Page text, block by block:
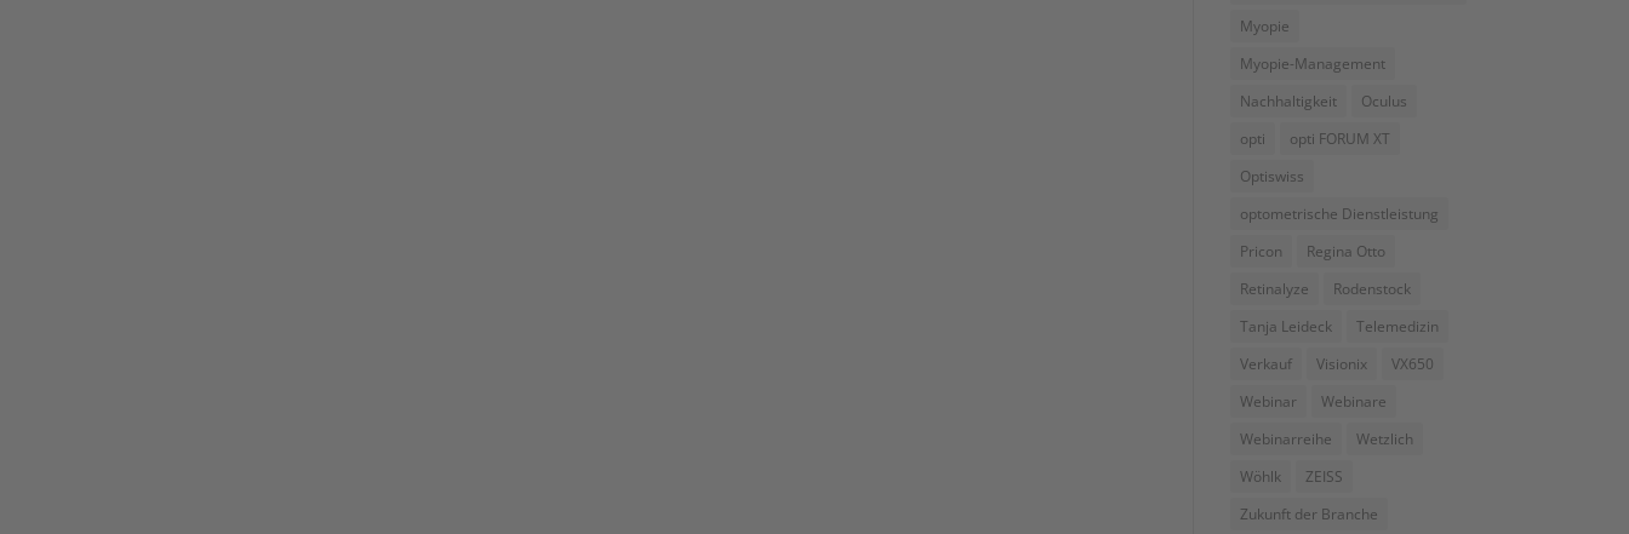
Myopie
Myopie-Management
Nachhaltigkeit
Oculus
opti
opti FORUM XT
Optiswiss
optometrische Dienstleistung
Pricon
Regina Otto
Retinalyze
Rodenstock
Tanja Leideck
Telemedizin
Verkauf
Visionix
VX650
Webinar
Webinare
Webinarreihe
Wetzlich
Wöhlk
ZEISS
Zukunft der Branche